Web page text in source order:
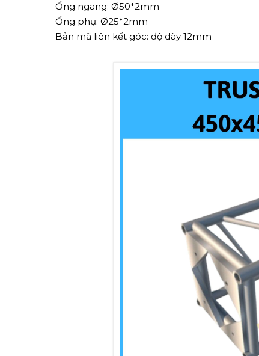
- Ống ngang: Ø50*2mm
- Ống phụ: Ø25*2mm
- Bản mã liên kết góc: độ dày 12mm